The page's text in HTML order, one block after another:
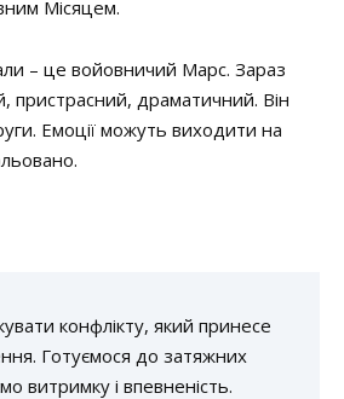
Місяцем.
– це войовничий Марс. Зараз
пристрасний, драматичний. Він
Емоції можуть виходити на
конфлікту, який принесе
Готуємося до затяжних
витримку і впевненість.